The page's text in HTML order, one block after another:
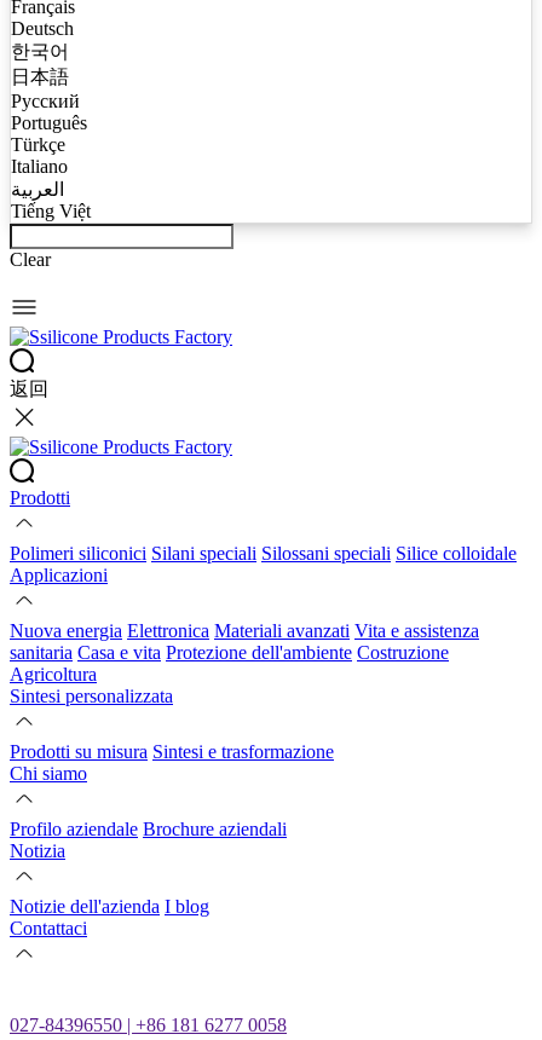
Français
Deutsch
한국어
日本語
Русский
Português
Türkçe
Italiano
العربية
Tiếng Việt
Clear
返回
Prodotti
Polimeri siliconici Silani speciali Silossani speciali Silice colloidale
Applicazioni
Nuova energia Elettronica Materiali avanzati Vita e assistenza
sanitaria Casa e vita Protezione dell'ambiente Costruzione
Agricoltura
Sintesi personalizzata
Prodotti su misura Sintesi e trasformazione
Chi siamo
Profilo aziendale Brochure aziendali
Notizia
Notizie dell'azienda I blog
Contattaci
027-84396550 | +86 181 6277 0058